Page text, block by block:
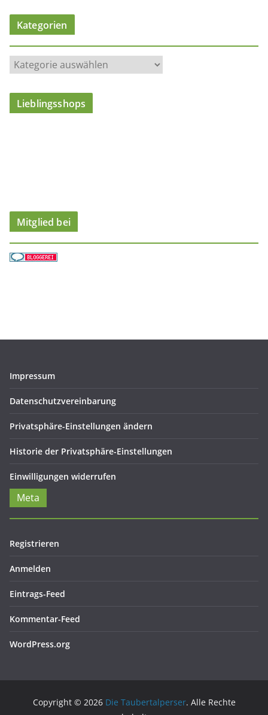
Kategorien
a
t
Lieblingsshops
Mitglied bei
Impressum
Datenschutzvereinbarung
Privatsphäre-Einstellungen ändern
Historie der Privatsphäre-Einstellungen
Einwilligungen widerrufen
Meta
Registrieren
Anmelden
Eintrags-Feed
Kommentar-Feed
WordPress.org
Copyright © 2026 Die Taubertalperser. Alle Rechte